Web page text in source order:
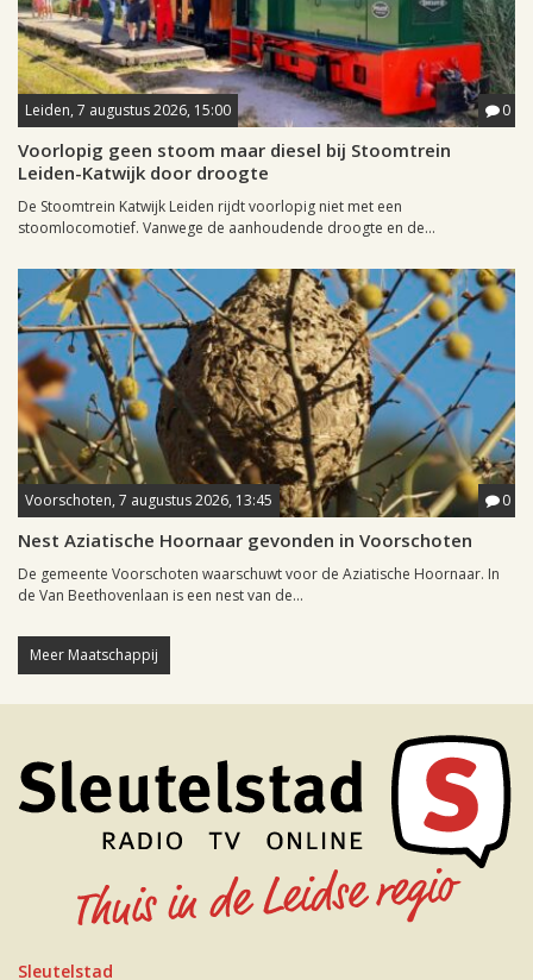
Leiden, 7 augustus 2026, 15:00 0
Voorlopig geen stoom maar diesel bij Stoomtrein
Leiden-Katwijk door droogte
De Stoomtrein Katwijk Leiden rijdt voorlopig niet met een
stoomlocomotief. Vanwege de aanhoudende droogte en de...
Voorschoten, 7 augustus 2026, 13:45 0
Nest Aziatische Hoornaar gevonden in Voorschoten
De gemeente Voorschoten waarschuwt voor de Aziatische Hoornaar. In
de Van Beethovenlaan is een nest van de...
Meer Maatschappij
Sleutelstad